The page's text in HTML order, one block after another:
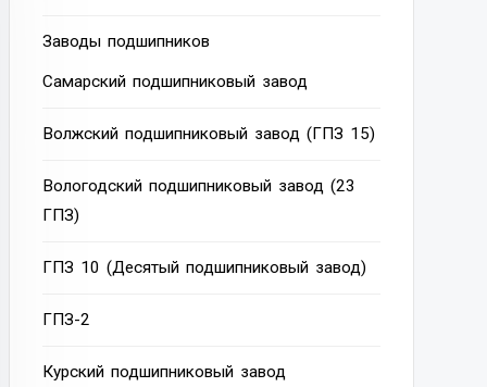
Заводы подшипников
Cамарский подшипниковый завод
Волжский подшипниковый завод (ГПЗ 15)
Вологодский подшипниковый завод (23
ГПЗ)
ГПЗ 10 (Десятый подшипниковый завод)
ГПЗ-2
Курский подшипниковый завод